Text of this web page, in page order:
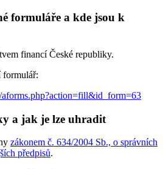
formuláře a kde jsou k
financí České republiky.
formulář:
aforms.php?action=fill&id_form=63
a jak je lze uhradit
zákonem č. 634/2004 Sb., o správních
předpisů.